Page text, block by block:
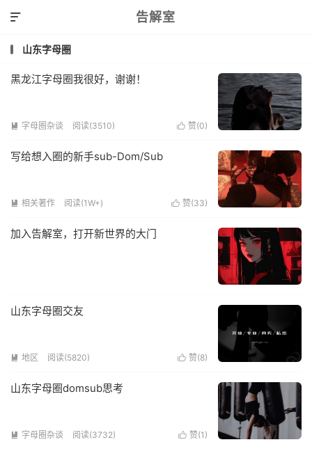
告解室

山东字母圈
黑龙江字母圈我很好，谢谢！
 赞(0)
 字母圈杂谈 阅读(3510)
写给想入圈的新手sub-Dom/Sub
 赞(33)
 相关著作 阅读(1W+)
加入告解室，打开新世界的大门
山东字母圈交友
 赞(8)
 地区 阅读(5820)
山东字母圈domsub思考
 赞(1 )
 字母圈杂谈 阅读(3732)